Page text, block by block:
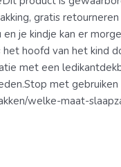
gratis
je kindje kan er
hoofd van het kind
met een
met
welke-maat-